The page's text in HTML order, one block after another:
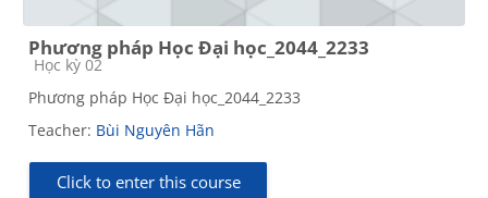
Phương pháp Học Đại học_2044_2233
Course category
Học kỳ 02
Phương pháp Học Đại học_2044_2233
Teacher: Bùi Nguyên Hãn
Click to enter this course